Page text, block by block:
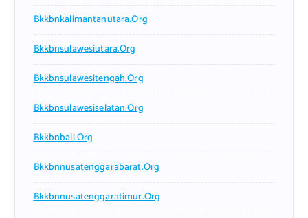
Bkkbnkalimantanutara.org
Bkkbnsulawesiutara.org
Bkkbnsulawesitengah.org
Bkkbnsulawesiselatan.org
Bkkbnbali.org
Bkkbnnusatenggarabarat.org
Bkkbnnusatenggaratimur.org